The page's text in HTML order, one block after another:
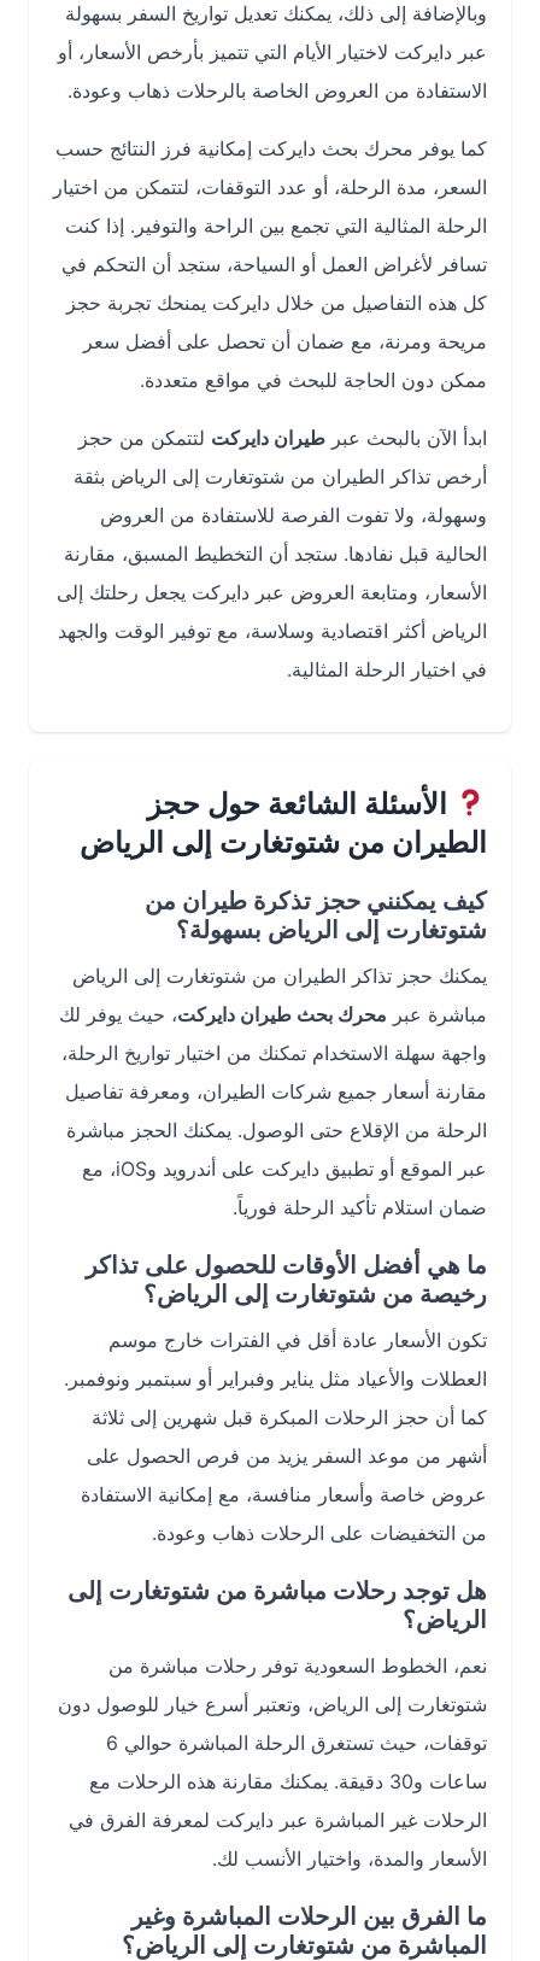
وبالإضافة إلى ذلك، يمكنك تعديل تواريخ السفر بسهولة
عبر دايركت لاختيار الأيام التي تتميز بأرخص الأسعار، أو
الاستفادة من العروض الخاصة بالرحلات ذهاب وعودة.
كما يوفر محرك بحث دايركت إمكانية فرز النتائج حسب
السعر، مدة الرحلة، أو عدد التوقفات، لتتمكن من اختيار
الرحلة المثالية التي تجمع بين الراحة والتوفير. إذا كنت
تسافر لأغراض العمل أو السياحة، ستجد أن التحكم في
كل هذه التفاصيل من خلال دايركت يمنحك تجربة حجز
مريحة ومرنة، مع ضمان أن تحصل على أفضل سعر
ممكن دون الحاجة للبحث في مواقع متعددة.
ابدأ الآن بالبحث عبرطيران دايركتلتتمكن من حجز
أرخص تذاكر الطيران من شتوتغارت إلى الرياض بثقة
وسهولة، ولا تفوت الفرصة للاستفادة من العروض
الحالية قبل نفادها. ستجد أن التخطيط المسبق، مقارنة
الأسعار، ومتابعة العروض عبر دايركت يجعل رحلتك إلى
الرياض أكثر اقتصادية وسلاسة، مع توفير الوقت والجهد
في اختيار الرحلة المثالية.
الأسئلة الشائعة حول حجز
الطيران من شتوتغارت إلى الرياض
كيف يمكنني حجز تذكرة طيران من
شتوتغارت إلى الرياض بسهولة؟
يمكنك حجز تذاكر الطيران من شتوتغارت إلى الرياض
مباشرة عبرمحرك بحث طيران دايركت، حيث يوفر لك
واجهة سهلة الاستخدام تمكنك من اختيار تواريخ الرحلة،
مقارنة أسعار جميع شركات الطيران، ومعرفة تفاصيل
الرحلة من الإقلاع حتى الوصول. يمكنك الحجز مباشرة
عبر الموقع أو تطبيق دايركت على أندرويد وiOS، مع
ضمان استلام تأكيد الرحلة فورياً.
ما هي أفضل الأوقات للحصول على تذاكر
رخيصة من شتوتغارت إلى الرياض؟
تكون الأسعار عادة أقل في الفترات خارج موسم
العطلات والأعياد مثل يناير وفبراير أو سبتمبر ونوفمبر.
كما أن حجز الرحلات المبكرة قبل شهرين إلى ثلاثة
أشهر من موعد السفر يزيد من فرص الحصول على
عروض خاصة وأسعار منافسة، مع إمكانية الاستفادة
من التخفيضات على الرحلات ذهاب وعودة.
هل توجد رحلات مباشرة من شتوتغارت إلى
الرياض؟
نعم، الخطوط السعودية توفر رحلات مباشرة من
شتوتغارت إلى الرياض، وتعتبر أسرع خيار للوصول دون
توقفات، حيث تستغرق الرحلة المباشرة حوالي 6
ساعات و30 دقيقة. يمكنك مقارنة هذه الرحلات مع
الرحلات غير المباشرة عبر دايركت لمعرفة الفرق في
الأسعار والمدة، واختيار الأنسب لك.
ما الفرق بين الرحلات المباشرة وغير
المباشرة من شتوتغارت إلى الرياض؟